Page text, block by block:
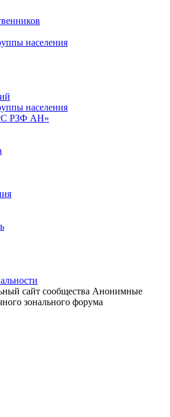
населения
населения
РЗФ АН»
сайт сообщества Анонимные
зонального форума